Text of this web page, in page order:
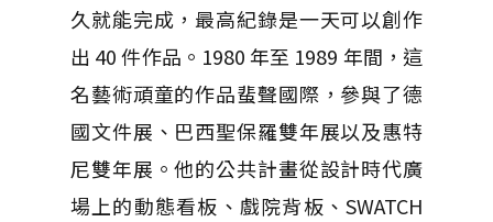
久就能完成，最高紀錄是一天可以創作
出 40 件作品。1980 年至 1989 年間，這
名藝術頑童的作品蜚聲國際，參與了德
國文件展、巴西聖保羅雙年展以及惠特
尼雙年展。他的公共計畫從設計時代廣
場上的動態看板、戲院背板、SWATCH